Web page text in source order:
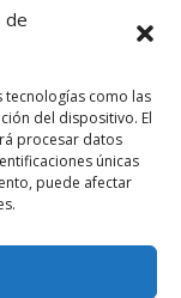
de
tecnologías como las
del dispositivo. El
procesar datos
únicas
puede afectar